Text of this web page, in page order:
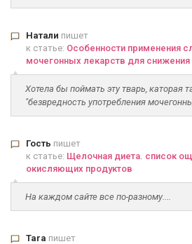
Натали пишет
к статье: Особенности применения
мочегонных лекарств для снижения
Хотела бы поймать эту тварь, каторая
"безвредность употребления
Гость пишет
к статье: Щелочная диета. список
окисляющих продуктов
На каждом сайте все по-разному....
Tara пишет